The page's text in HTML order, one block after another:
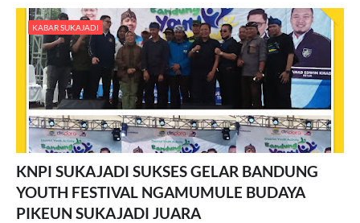
KABAR SUKAJADI
KNPI SUKAJADI SUKSES GELAR BANDUNG
YOUTH FESTIVAL NGAMUMULE BUDAYA
PIKEUN SUKAJADI JUARA